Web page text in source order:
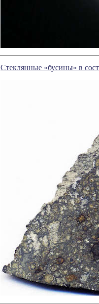
Стеклянные «бусины» в